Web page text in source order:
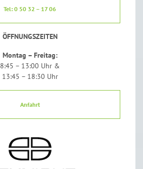
Tel: 0 50 32 – 17 06
ÖFFNUNGSZEITEN
Montag – Freitag:
8:45 – 13:00 Uhr &
13:45 – 18:30 Uhr
Anfahrt